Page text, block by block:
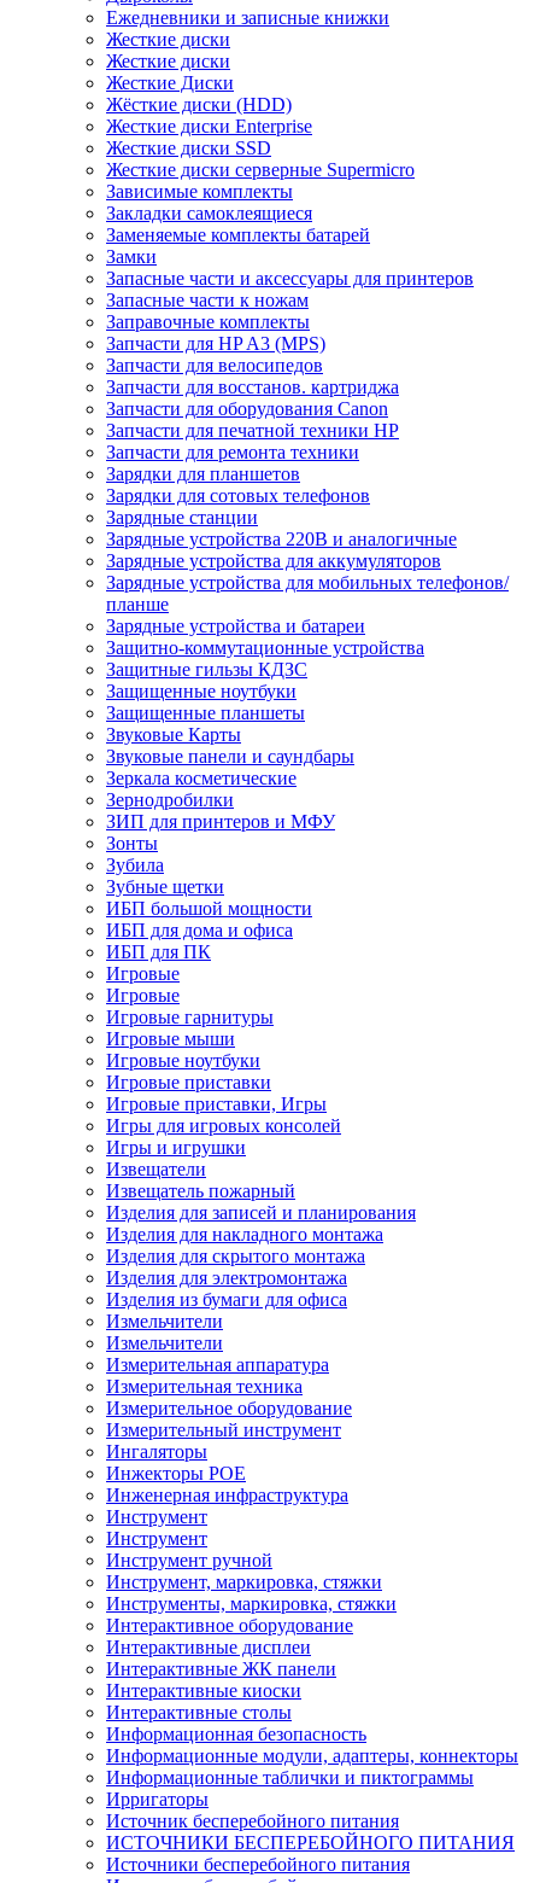
Ежедневники и записные книжки
Жесткие диски
Жесткие диски
Жесткие Диски
Жёсткие диски (HDD)
Жесткие диски Enterprise
Жесткие диски SSD
Жесткие диски серверные Supermicro
Зависимые комплекты
Закладки самоклеящиеся
Заменяемые комплекты батарей
Замки
Запасные части и аксессуары для принтеров
Запасные части к ножам
Заправочные комплекты
Запчасти для HP A3 (MPS)
Запчасти для велосипедов
Запчасти для восстанов. картриджа
Запчасти для оборудования Canon
Запчасти для печатной техники HP
Запчасти для ремонта техники
Зарядки для планшетов
Зарядки для сотовых телефонов
Зарядные станции
Зарядные устройства 220В и аналогичные
Зарядные устройства для аккумуляторов
Зарядные устройства для мобильных телефонов/
планше
Зарядные устройства и батареи
Защитно-коммутационные устройства
Защитные гильзы КДЗС
Защищенные ноутбуки
Защищенные планшеты
Звуковые Карты
Звуковые панели и саундбары
Зеркала косметические
Зернодробилки
ЗИП для принтеров и МФУ
Зонты
Зубила
Зубные щетки
ИБП большой мощности
ИБП для дома и офиса
ИБП для ПК
Игровые
Игровые
Игровые гарнитуры
Игровые мыши
Игровые ноутбуки
Игровые приставки
Игровые приставки, Игры
Игры для игровых консолей
Игры и игрушки
Извещатели
Извещатель пожарный
Изделия для записей и планирования
Изделия для накладного монтажа
Изделия для скрытого монтажа
Изделия для электромонтажа
Изделия из бумаги для офиса
Измельчители
Измельчители
Измерительная аппаратура
Измерительная техника
Измерительное оборудование
Измерительный инструмент
Ингаляторы
Инжекторы POE
Инженерная инфраструктура
Инструмент
Инструмент
Инструмент ручной
Инструмент, маркировка, стяжки
Инструменты, маркировка, стяжки
Интерактивное оборудование
Интерактивные дисплеи
Интерактивные ЖК панели
Интерактивные киоски
Интерактивные столы
Информационная безопасность
Информационные модули, адаптеры, коннекторы
Информационные таблички и пиктограммы
Ирригаторы
Источник бесперебойного питания
ИСТОЧНИКИ БЕСПЕРЕБОЙНОГО ПИТАНИЯ
Источники бесперебойного питания